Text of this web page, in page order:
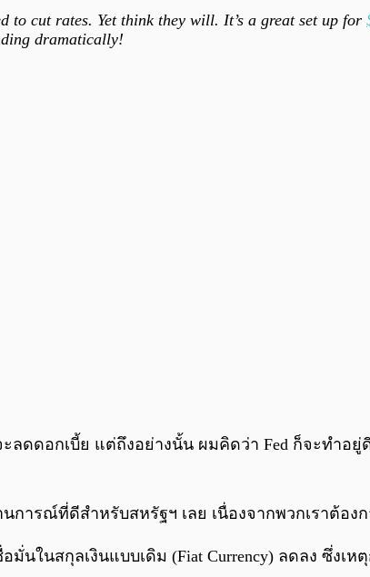
to cut rates. Yet think they will. It’s a great set up for
dramatically!
ดดอกเบี้ย แต่ถึงอย่างนั้น ผมคิดว่า Fed ก็จะทำอ
การณ์ที่ดีสำหรับสหรัฐฯ เลย เนื่องจากพวกเราต้อ
นในสกุลเงินแบบเดิม (Fiat Currency) ลดลง ซึ่ง